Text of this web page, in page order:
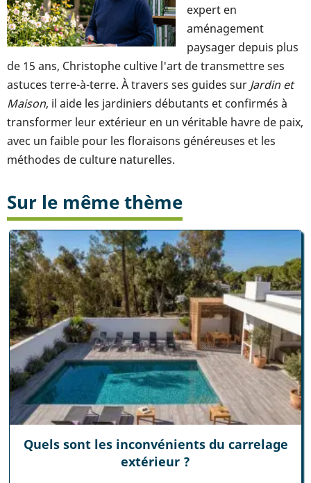
expert en
aménagement
paysager depuis plus
de 15 ans, Christophe cultive l'art de transmettre ses
astuces terre-à-terre. À travers ses guides sur Jardin et
Maison, il aide les jardiniers débutants et confirmés à
transformer leur extérieur en un véritable havre de paix,
avec un faible pour les floraisons généreuses et les
méthodes de culture naturelles.
Sur le même thème
Quels sont les inconvénients du carrelage
extérieur ?